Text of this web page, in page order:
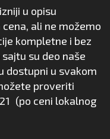
u opisu
ali ne možemo
kompletne i bez
su deo naše
dostupni u svakom
proveriti
(po ceni lokalnog